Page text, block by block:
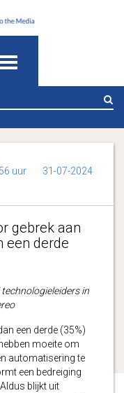
uur 31-07-2024
gebrek aan
een derde
in
een derde (35%)
moeite om
automatisering te
een bedreiging
blijkt uit